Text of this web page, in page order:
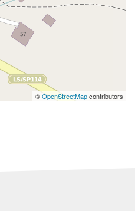
©OpenStreetMapcontributors